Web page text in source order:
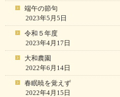
端午の節句
2023年5月5日
令和５年度
2023年4月17日
大和農園
2022年6月14日
春眠暁を覚えず
2022年4月15日